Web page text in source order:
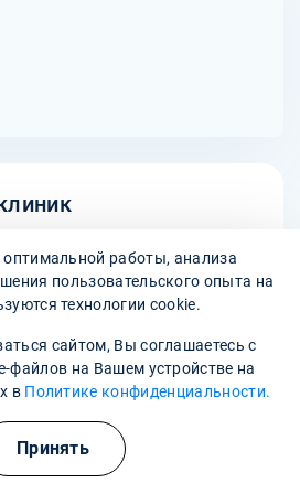
82
на прием
работы, анализа
пользовательского опыта на
технологии cookie.
сайтом, Вы соглашаетесь с
файлов на Вашем устройстве на
в Политике конфиденциальности.
Принять